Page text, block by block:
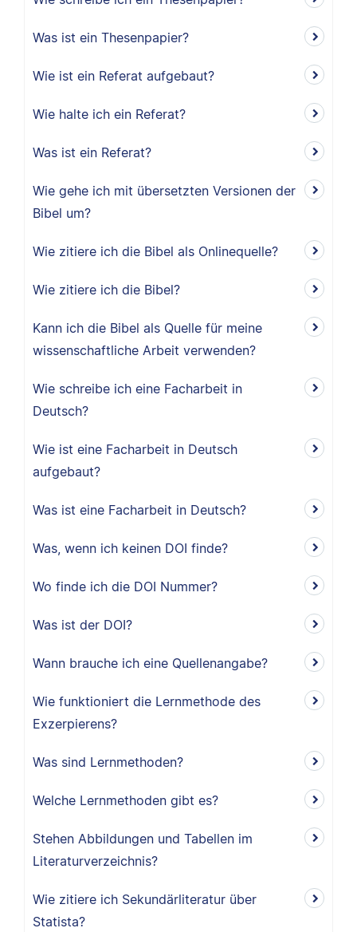
Was ist ein Thesenpapier?
Wie ist ein Referat aufgebaut?
Wie halte ich ein Referat?
Was ist ein Referat?
Wie gehe ich mit übersetzten Versionen der
Bibel um?
Wie zitiere ich die Bibel als Onlinequelle?
Wie zitiere ich die Bibel?
Kann ich die Bibel als Quelle für meine
wissenschaftliche Arbeit verwenden?
Wie schreibe ich eine Facharbeit in
Deutsch?
Wie ist eine Facharbeit in Deutsch
aufgebaut?
Was ist eine Facharbeit in Deutsch?
Was, wenn ich keinen DOI finde?
Wo finde ich die DOI Nummer?
Was ist der DOI?
Wann brauche ich eine Quellenangabe?
Wie funktioniert die Lernmethode des
Exzerpierens?
Was sind Lernmethoden?
Welche Lernmethoden gibt es?
Stehen Abbildungen und Tabellen im
Literaturverzeichnis?
Wie zitiere ich Sekundärliteratur über
Statista?